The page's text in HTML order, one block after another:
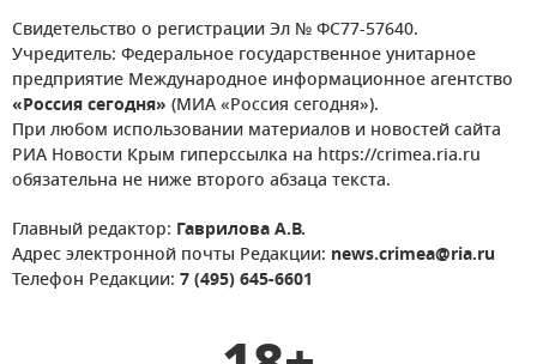
Свидетельство о регистрации Эл № ФС77-57640.
Учредитель: Федеральное государственное унитарное
предприятие Международное информационное агентство
«Россия сегодня» (МИА «Россия сегодня»).
При любом использовании материалов и новостей сайта
РИА Новости Крым гиперссылка на https://crimea.ria.ru
обязательна не ниже второго абзаца текста.
Главный редактор: Гаврилова А.В.
Адрес электронной почты Редакции: news.crimea@ria.ru
Телефон Редакции: 7 (495) 645-6601